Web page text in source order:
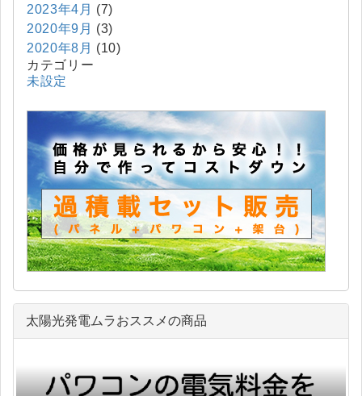
2023年4月 (7)
2020年9月 (3)
2020年8月 (10)
カテゴリー
未設定
太陽光発電ムラおススメの商品